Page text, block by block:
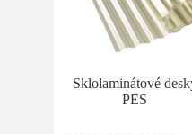
Sklolaminátové
PES